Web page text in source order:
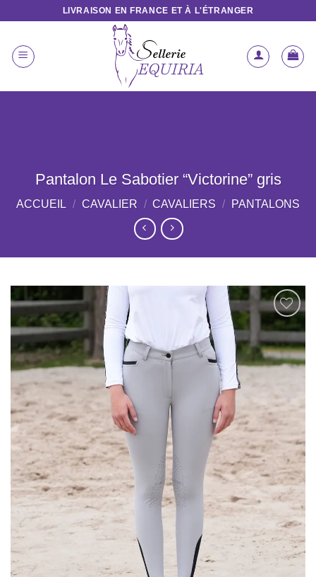
contenu
LIVRAISON EN FRANCE ET À L'ÉTRANGER
Pantalon Le Sabotier “Victorine” gris
ACCUEIL / CAVALIER / CAVALIERS / PANTALONS
Ajouter
à la liste
de
souhaits